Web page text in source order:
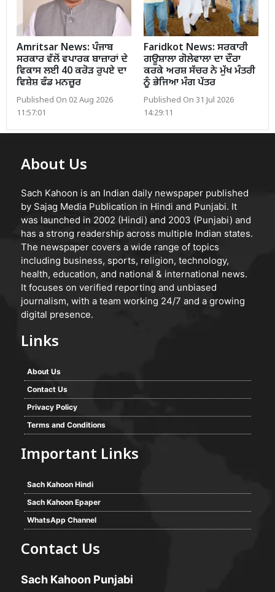
Amritsar News: ਪੰਜਾਬ
ਸਰਕਾਰ ਵੱਲੋਂ ਵਪਾਰਕ ਬਾਜ਼ਾਰਾਂ ਦੇ
ਵਿਕਾਸ ਲਈ 40 ਕਰੋੜ ਰੁਪਏ ਦਾ
ਵਿਸ਼ੇਸ਼ ਫੰਡ ਮਨਜ਼ੂਰ
Published On 02 Aug 2026
11:57:01
Faridkot News: ਸਰਕਾਰੀ
ਗਊਸ਼ਾਲਾ ਗੋਲੇਵਾਲਾ ਦਾ ਦੌਰਾ
ਕਰਕੇ ਅਰਸ਼ ਸੱਚਰ ਨੇ ਮੁੱਖ ਮੰਤਰੀ
ਨੂੰ ਭੇਜਿਆ ਮੰਗ ਪੱਤਰ
Published On 31 Jul 2026
14:29:11
About Us
Sach Kahoon is an Indian daily newspaper published
by Sajag Media Publication in Hindi and Punjabi. It
was launched in 2002 (Hindi) and 2003 (Punjabi) and
has a strong readership across multiple Indian states.
The newspaper covers a wide range of topics
including business, sports, religion, technology,
health, education, and national & international news.
It focuses on verified reporting and unbiased
journalism, with a team working 24/7 and a growing
digital presence.
Links
About Us
Contact Us
Privacy Policy
Terms and Conditions
Important Links
Sach Kahoon Hindi
Sach Kahoon Epaper
WhatsApp Channel
Contact Us
Sach Kahoon Punjabi